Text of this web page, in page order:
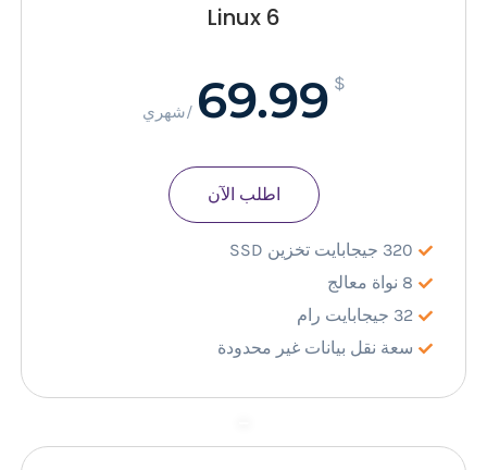
Linux 6
$
69.99 /شهري
320 جيجابايت تخزين SSD
8 نواة معالج
32 جيجابايت رام
سعة نقل بيانات غير محدودة
اطلب الآن